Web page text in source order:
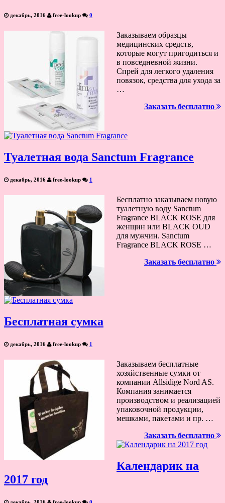
декабрь, 2016 free-lookup 0
Заказываем образцы
медицинских средств,
которые могут пригодиться и
в повседневной жизни.
Спрей для легкого удаления
повязок, средства для ухода за
…
Заказать бесплатно
Туалетная вода Sanctum Fragrance
декабрь, 2016 free-lookup 1
Бесплатно заказываем новую
туалетную воду Sanctum
Fragrance BLACK ROSE для
женщин или BLACK OUD
для мужчин. Sanctum
Fragrance BLACK ROSE …
Заказать бесплатно
Бесплатная сумка
декабрь, 2016 free-lookup 1
Заказываем бесплатные
хозяйственные сумки от
компании Allsidige Nord AS.
Компания занимается
производством и реализацией
упаковочной продукции,
мешками, пакетами и пр. …
Заказать бесплатно
Календарик на
2017 год